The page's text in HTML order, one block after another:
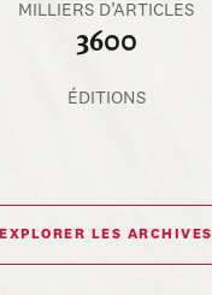
MILLIERS D’ARTICLES
3600
ÉDITIONS
EXPLORER LES ARCHIVES